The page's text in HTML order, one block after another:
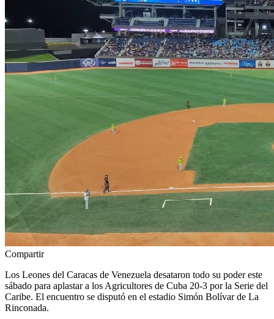
Compartir
Los Leones del Caracas de Venezuela desataron todo su poder este
sábado para aplastar a los Agricultores de Cuba 20-3 por la Serie del
Caribe. El encuentro se disputó en el estadio Simón Bolívar de La
Rinconada.